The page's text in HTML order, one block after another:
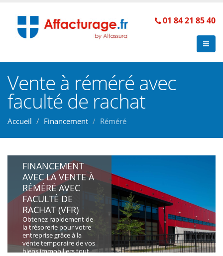
01 84 21 85 40
Vente à réméré avec
faculté de rachat
Accueil Financement Réméré
FINANCEMENT
AVEC LA VENTE À
RÉMÉRÉ AVEC
FACULTÉ DE
RACHAT (VFR)
Obtenez rapidement de
la trésorerie pour votre
entreprise grâce à la
vente temporaire de vos
biens immobiliers tout